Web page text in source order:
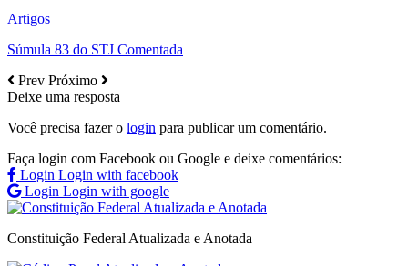
Artigos
Súmula 83 do STJ Comentada
Prev Próximo
Deixe uma resposta
Você precisa fazer o login para publicar um comentário.
Faça login com Facebook ou Google e deixe comentários:
Login Login with facebook
Login Login with google
Constituição Federal Atualizada e Anotada